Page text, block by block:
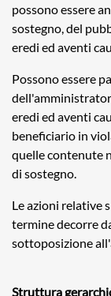
possono essere
sostegno, del
eredi ed aventi
Possono essere
eredi ed aventi
beneficiario in
quelle contenute
di sostegno.
Le azioni relative
termine decorre
sottoposizione
Struttura